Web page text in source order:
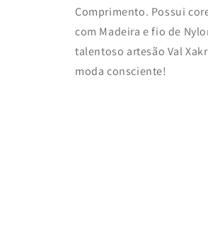
Comprimento. Possui
com Madeirae fio de
talentoso artesão Val
moda consciente!